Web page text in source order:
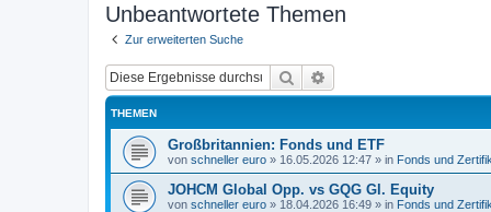
Unbeantwortete Themen
Zur erweiterten Suche
Suche
THEMEN
Großbritannien: Fonds und ETF
von schneller euro » 16.05.2026 12:47 » in Fonds und
JOHCM Global Opp. vs GQG Gl. Equity
von schneller euro » 18.04.2026 16:49 » in Fonds und